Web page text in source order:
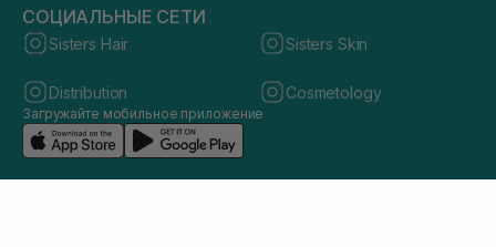
СОЦИАЛЬНЫЕ СЕТИ
Sisters Hair Sisters Skin
Distribution Cosmetology
Загружайте мобильное приложение